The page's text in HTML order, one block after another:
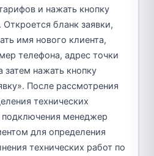
и нажать кнопку
бланк заявки,
имя нового клиента,
телефона, адрес точки
затем нажать кнопку
После рассмотрения
технических
менеджер
для определения
технических работ по